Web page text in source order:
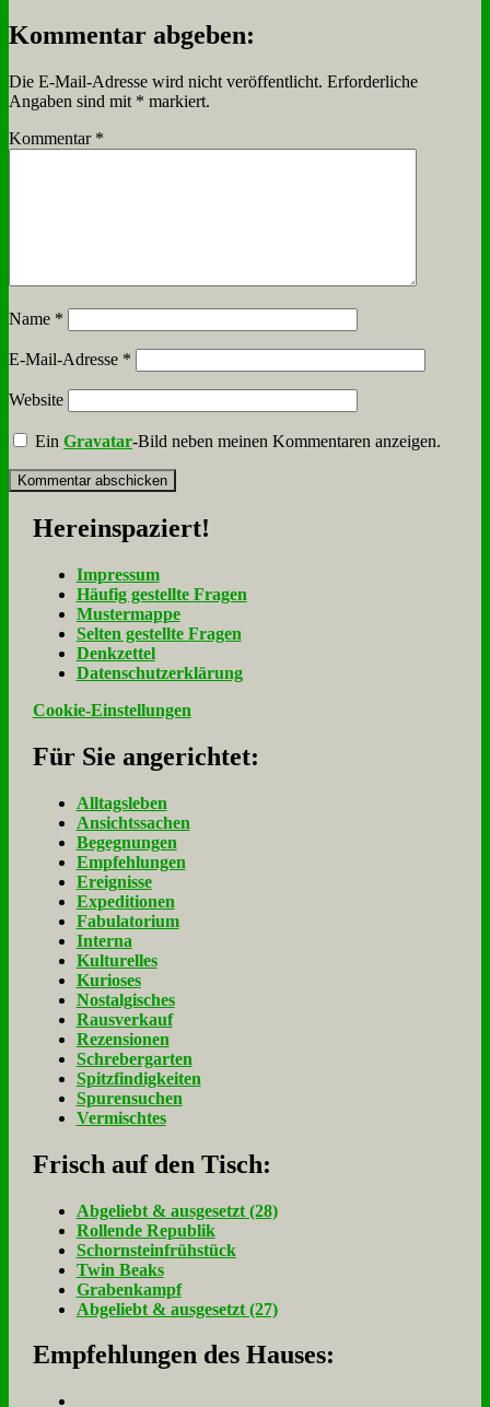
Kommentar abgeben:
Die E-Mail-Adresse wird nicht veröffentlicht. Erforderliche
Angaben sind mit * markiert.
Kommentar *
Name *
E-Mail-Adresse *
Website
EinGravatar-Bild neben meinen Kommentaren anzeigen.
Her­ein­spa­ziert!
Im­pres­sum
Häu­fig ge­stell­te Fra­gen
Mu­ster­map­pe
Sel­ten ge­stell­te Fra­gen
Denk­zet­tel
Da­ten­schutz­er­klä­rung
Cookie-Einstellungen
Für Sie an­ge­rich­tet:
Alltagsleben
Ansichtssachen
Begegnungen
Empfehlungen
Ereignisse
Expeditionen
Fabulatorium
Interna
Kulturelles
Kurioses
Nostalgisches
Rausverkauf
Rezensionen
Schrebergarten
Spitzfindigkeiten
Spurensuchen
Vermischtes
Frisch auf den Tisch:
Ab­ge­liebt & aus­ge­setzt (28)
Rol­len­de Re­pu­blik
Schorn­stein­früh­stück
Twin Beaks
Gra­ben­kampf
Ab­ge­liebt & aus­ge­setzt (27)
Empfehlungen des Hauses: